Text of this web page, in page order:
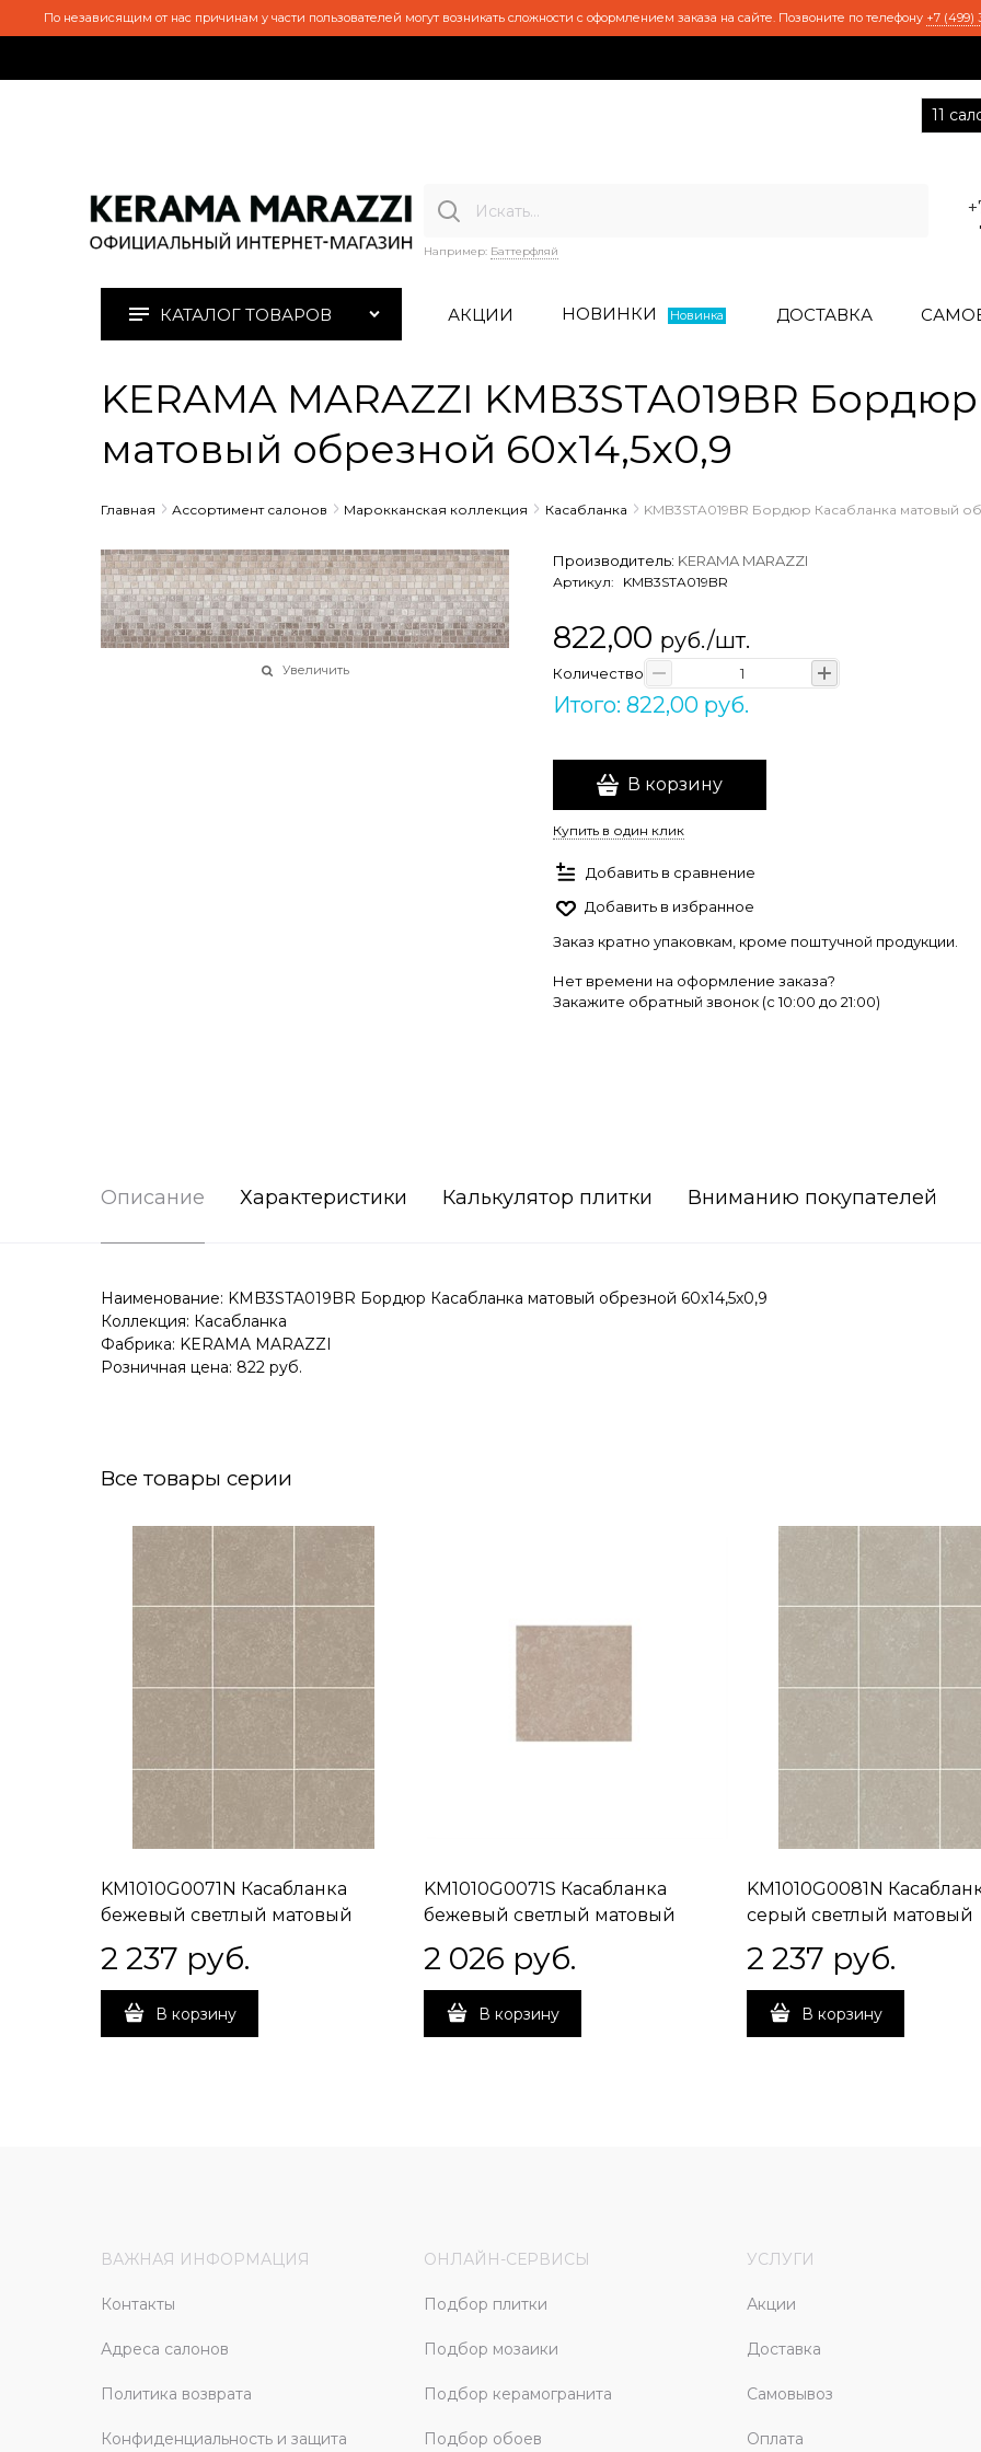
По независящим от нас причинам у части пользователей могут возникать сложности с оформлением заказа на сайте. Позвоните по телефону +7 (499)
11
Например: Баттерфляй
КАТАЛОГ ТОВАРОВ АКЦИИ НОВИНКИ Новинка ДОСТАВКА
KERAMA MARAZZI KMB3STA019BR
матовый обрезной 60x14,5x0,9
Главная Ассортимент салонов Марокканская коллекция Касабланка KMB3STA019BR Бордюр Касабланка матовый
Увеличить
Производитель: KERAMA MARAZZI
Артикул: KMB3STA019BR
822,00 руб./шт.
Количество
Итого: 822,00 руб.
В корзину
Купить в один клик
Добавить в сравнение
Добавить в избранное
Заказ кратно упаковкам, кроме поштучной продукции.
Нет времени на оформление заказа?
Закажите обратный звонок (c 10:00 до 21:00)
Описание Характеристики Калькулятор плитки Вниманию покупателей
Наименование: KMB3STA019BR Бордюр Касабланка матовый обрезной 60x14,5x0,9
Коллекция: Касабланка
Фабрика: KERAMA MARAZZI
Розничная цена: 822 руб.
Все товары серии
KM1010G0071N Касабланка
бежевый светлый матовый
29,8х39,8 из 12 частей 9,8x9,8x0,7
2 237 руб.
В корзину
KM1010G0071S Касабланка
бежевый светлый матовый
2 026 руб.
В корзину
KM1010G0081N
серый светлый матовый
29,8х39,8 из 12 частей
2 237 руб.
В корзину
ВАЖНАЯ ИНФОРМАЦИЯ
Контакты
Адреса салонов
Политика возврата
Конфиденциальность и защита
ОНЛАЙН-СЕРВИСЫ
Подбор плитки
Подбор мозаики
Подбор керамогранита
Подбор обоев
УСЛУГИ
Акции
Доставка
Самовывоз
Оплата